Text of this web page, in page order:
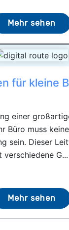
Mehr sehen
für kleine
einer
Büro muss keine
sein. Dieser
verschiedene G...
Mehr sehen